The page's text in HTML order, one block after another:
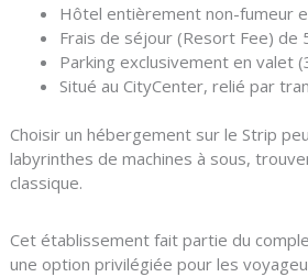
Hôtel entièrement non-fumeur
Frais de séjour (Resort Fee) de
Parking exclusivement en valet
Situé au CityCenter, relié par
Choisir un hébergement sur le Strip
labyrinthes de machines à sous,
classique.
Cet établissement fait partie du
une option privilégiée pour les